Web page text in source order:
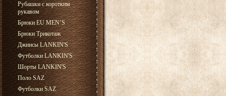
Рубашки с коротким
рукавом
Брюки EU MEN’S
Брюки Трикотаж
Джинсы LANKIN'S
Футболки LANKIN'S
Шорты LANKIN'S
Поло SAZ
Футболки SAZ